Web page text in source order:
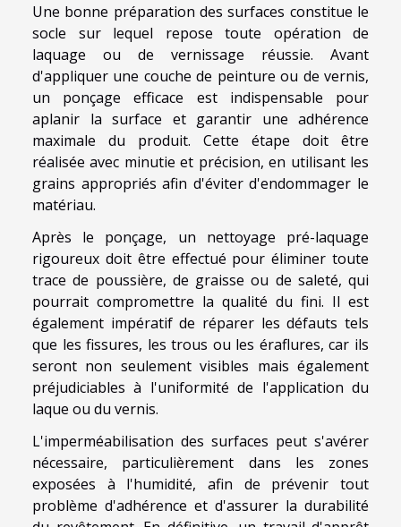
Une bonne préparation des surfaces constitue le
socle sur lequel repose toute opération de
laquage ou de vernissage réussie. Avant
d'appliquer une couche de peinture ou de vernis,
un ponçage efficace est indispensable pour
aplanir la surface et garantir une adhérence
maximale du produit. Cette étape doit être
réalisée avec minutie et précision, en utilisant les
grains appropriés afin d'éviter d'endommager le
matériau.
Après le ponçage, un nettoyage pré-laquage
rigoureux doit être effectué pour éliminer toute
trace de poussière, de graisse ou de saleté, qui
pourrait compromettre la qualité du fini. Il est
également impératif de réparer les défauts tels
que les fissures, les trous ou les éraflures, car ils
seront non seulement visibles mais également
préjudiciables à l'uniformité de l'application du
laque ou du vernis.
L'imperméabilisation des surfaces peut s'avérer
nécessaire, particulièrement dans les zones
exposées à l'humidité, afin de prévenir tout
problème d'adhérence et d'assurer la durabilité